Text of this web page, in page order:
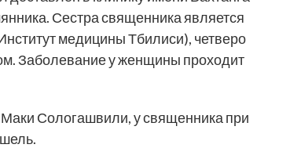
Сестра священника является
медицины Тбилиси), четверо
Заболевание у женщины проходит
Сологашвили, у священника при